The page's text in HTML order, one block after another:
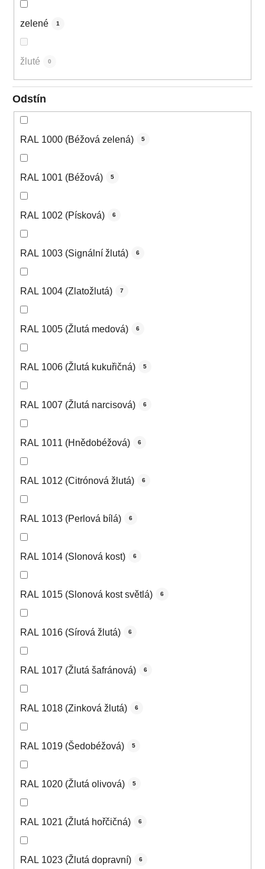
zelené 1
žluté 0
Odstín
RAL 1000 (Béžová zelená) 5
RAL 1001 (Béžová) 5
RAL 1002 (Písková) 6
RAL 1003 (Signální žlutá) 6
RAL 1004 (Zlatožlutá) 7
RAL 1005 (Žlutá medová) 6
RAL 1006 (Žlutá kukuřičná) 5
RAL 1007 (Žlutá narcisová) 6
RAL 1011 (Hnědobéžová) 6
RAL 1012 (Citrónová žlutá) 6
RAL 1013 (Perlová bílá) 6
RAL 1014 (Slonová kost) 6
RAL 1015 (Slonová kost světlá) 6
RAL 1016 (Sírová žlutá) 6
RAL 1017 (Žlutá šafránová) 6
RAL 1018 (Zinková žlutá) 6
RAL 1019 (Šedobéžová) 5
RAL 1020 (Žlutá olivová) 5
RAL 1021 (Žlutá hořčičná) 6
RAL 1023 (Žlutá dopravní) 6